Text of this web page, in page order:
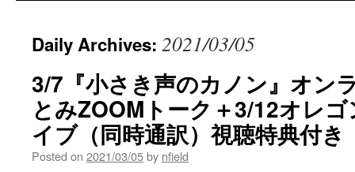
Daily Archives: 2021/03/05
3/7『小さき声のカノン』オン
とみZOOMトーク＋3/12オレ
イブ（同時通訳）視聴特典付き
Posted on 2021/03/05by nfield